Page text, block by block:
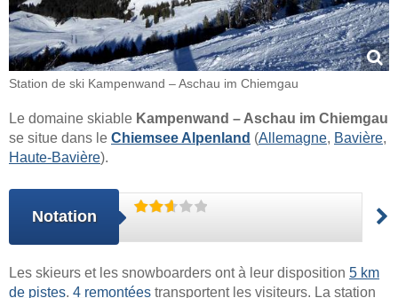
Station de ski Kampenwand – Aschau im Chiemgau
Le domaine skiable Kampenwand – Aschau im Chiemgau
se situe dans le Chiemsee Alpenland (Allemagne, Bavière,
Haute-Bavière).
Notation
Les skieurs et les snowboarders ont à leur disposition 5 km
de pistes. 4 remontées transportent les visiteurs. La station